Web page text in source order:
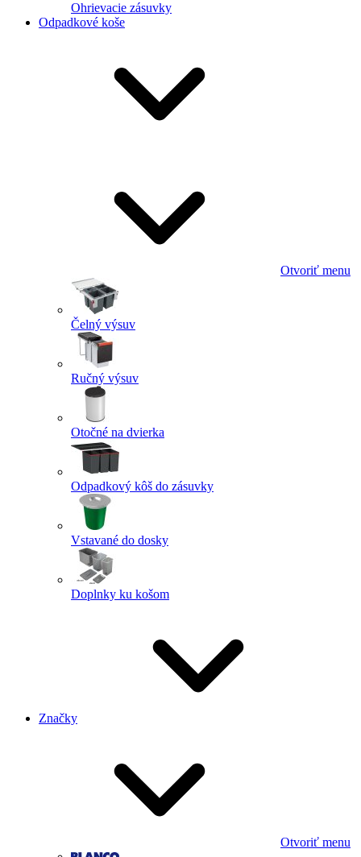
Ohrievacie zásuvky
Odpadkové koše
Otvoriť menu
Čelný výsuv
Ručný výsuv
Otočné na dvierka
Odpadkový kôš do zásuvky
Vstavané do dosky
Doplnky ku košom
Značky
Otvoriť menu